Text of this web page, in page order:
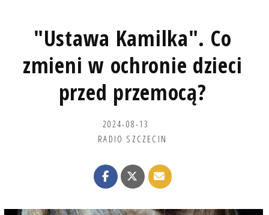
"Ustawa Kamilka". Co
zmieni w ochronie dzieci
przed przemocą?
2024-08-13
RADIO SZCZECIN